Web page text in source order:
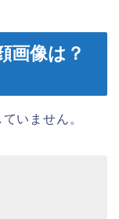
画像は？
いません。